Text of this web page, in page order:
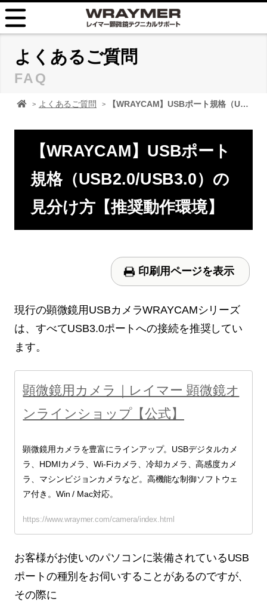
HOME
FAQ
TIPS
取扱説明書
お問い合せ
よくあるご質問
FAQ
顕微鏡 レイマーHOME
よくあるご質問 【WRAYCAM】USBポート規格（USB2.0/USB3.0）の見分け方【推奨動作環境】
【WRAYCAM】USBポート
規格（USB2.0/USB3.0）の
見分け方【推奨動作環境】
印刷用ページを表示
現行の顕微鏡用USBカメラWRAYCAMシリーズ
は、すべてUSB3.0ポートへの接続を推奨してい
ます。
顕微鏡用カメラ｜レイマー 顕微鏡オ
ンラインショップ【公式】
顕微鏡用カメラを豊富にラインアップ。USBデジタルカメ
ラ、HDMIカメラ、Wi-Fiカメラ、冷却カメラ、高感度カメ
ラ、マシンビジョンカメラなど。高機能な制御ソフトウェ
ア付き。Win / Mac対応。
https://www.wraymer.com/camera/index.html
お客様がお使いのパソコンに装備されているUSB
ポートの種別をお伺いすることがあるのですが、
その際に